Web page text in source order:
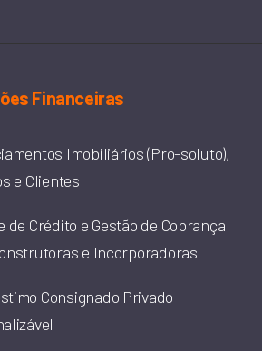
Financeiras
Imobiliários (Pro-soluto),
e Clientes
de Crédito e Gestão de Cobrança
e Incorporadoras
Consignado Privado